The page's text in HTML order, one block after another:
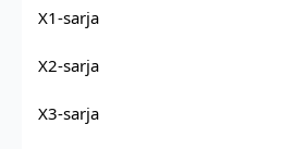
X1-sarja
X2-sarja
X3-sarja